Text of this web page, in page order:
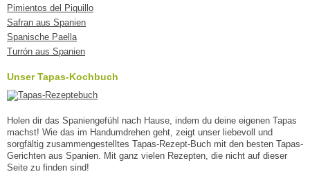
Pimientos del Piquillo
Safran aus Spanien
Spanische Paella
Turrón aus Spanien
Unser Tapas-Kochbuch
Holen dir das Spaniengefühl nach Hause, indem du deine eigenen Tapas
machst! Wie das im Handumdrehen geht, zeigt unser liebevoll und
sorgfältig zusammengestelltes Tapas-Rezept-Buch mit den besten Tapas-
Gerichten aus Spanien. Mit ganz vielen Rezepten, die nicht auf dieser
Seite zu finden sind!